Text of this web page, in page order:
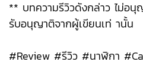
** บทความรีวิวดังกล่าว ไม่อนุ
รับอนุญาติจากผู้เขียนเท่ านั้น
#Review #รีวิว #นาฬิกา